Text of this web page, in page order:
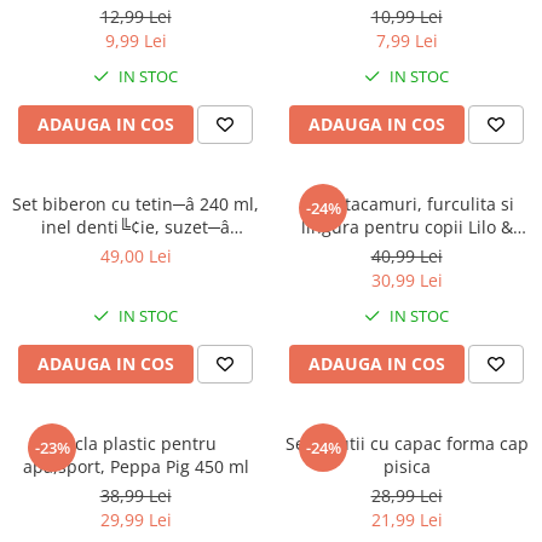
Star Wars
Pokemon
Baby Shark
Testoasele Ninja
Fireman Sam
Disney
Frozen Disney
Printesele Disney
Disney
Baby Shark
Pokemon
Pink Panther
Bing
Marie Cat
Skateboard
Casti protectie sport
Manusi sport
Vehicule
Casute si Locuri de joaca
Sporturi de interior
12,99 Lei
9,99 Lei
IN STOC
ADAUGA IN COS
10,99 Lei
7,99 Lei
IN STOC
ADAUGA IN COS
Set biberon cu tetin─â 240 ml,
inel denti╚¢ie, suzet─â
ortodontic─â ╚Öi suport
49,00 Lei
IN STOC
ADAUGA IN COS
-24%
Set 2 tacamuri, furculita si
lingura pentru copii Lilo &
Stitch 15.5 cm
40,99 Lei
30,99 Lei
IN STOC
ADAUGA IN COS
-23%Sticla plastic pentru
apa,sport, Peppa Pig 450 ml
38,99 Lei
29,99 Lei
-24%
Set 4 cutii cu capac forma cap
pisica
28,99 Lei
21,99 Lei